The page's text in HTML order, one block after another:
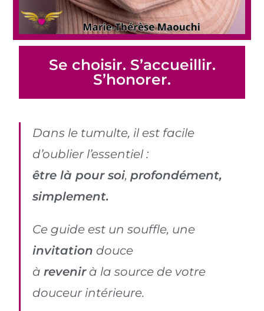
Se choisir. S’accueillir.
S’honorer.
Dans le tumulte, il est facile
d’oublier l’essentiel :
être là pour soi, profondément,
simplement.
Ce guide est un souffle, une
invitation douce
à revenirà la source de votre
douceur intérieure.